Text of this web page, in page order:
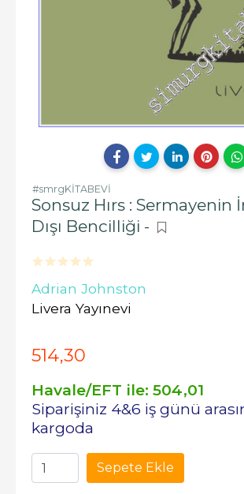
#smrgKİTABEVİ
Sonsuz Hırs : Sermayenin
Dışı Bencilliği -
Adrian Johnston
Livera Yayınevi
514,30
Havale/EFT ile: 504,01
Siparişiniz 4&6 iş günü
kargoda
Sepete Ekle